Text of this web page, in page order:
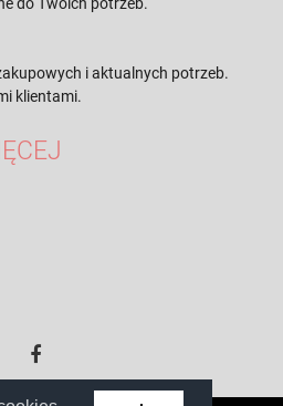
i aktualnych potrzeb.
klientami.